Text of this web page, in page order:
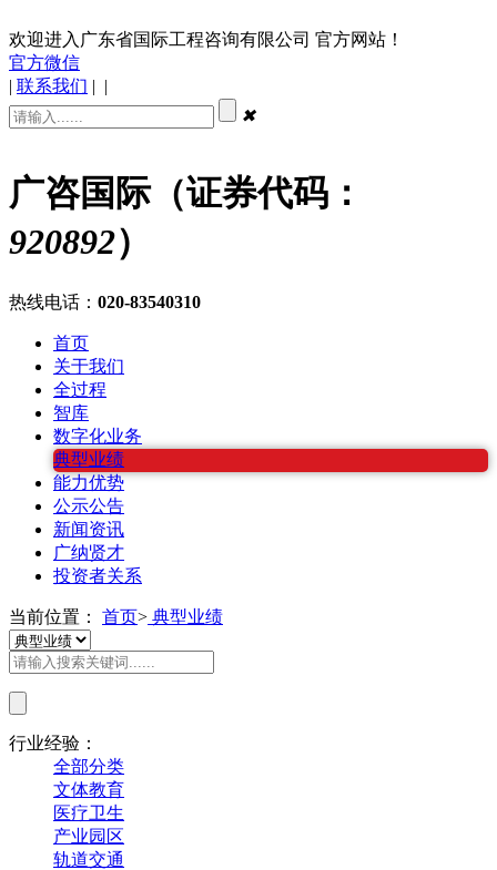
欢迎进入广东省国际工程咨询有限公司 官方网站！
官方微信
| 联系我们 | |
✖
广咨国际（证券代码：
920892）
热线电话： 020-83540310
首页
关于我们
全过程
智库
数字化业务
典型业绩
能力优势
公示公告
新闻资讯
广纳贤才
投资者关系
当前位置： 首页> 典型业绩
行业经验：
全部分类
文体教育
医疗卫生
产业园区
轨道交通